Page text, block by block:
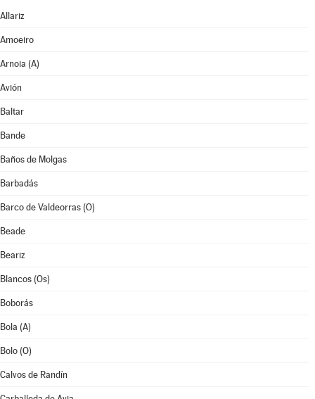
Allariz
Amoeiro
Arnoia (A)
Avión
Baltar
Bande
Baños de Molgas
Barbadás
Barco de Valdeorras (O)
Beade
Beariz
Blancos (Os)
Boborás
Bola (A)
Bolo (O)
Calvos de Randín